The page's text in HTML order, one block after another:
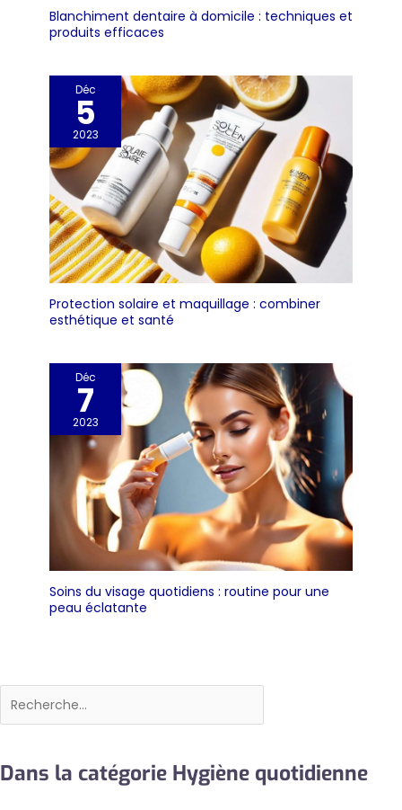
Blanchiment dentaire à domicile : techniques et
produits efficaces
Déc
5
2023
Protection solaire et maquillage : combiner
esthétique et santé
Déc
7
2023
Soins du visage quotidiens : routine pour une
peau éclatante
Rechercher
Dans la catégorie Hygiène quotidienne